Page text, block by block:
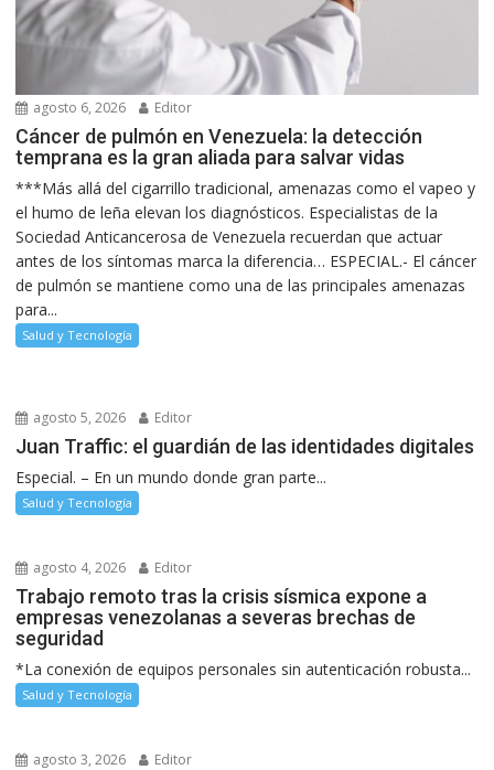
agosto 6, 2026 Editor
Cáncer de pulmón en Venezuela: la detección
temprana es la gran aliada para salvar vidas
***Más allá del cigarrillo tradicional, amenazas como el vapeo y
el humo de leña elevan los diagnósticos. Especialistas de la
Sociedad Anticancerosa de Venezuela recuerdan que actuar
antes de los síntomas marca la diferencia… ESPECIAL.- El cáncer
de pulmón se mantiene como una de las principales amenazas
para...
Salud y Tecnología
agosto 5, 2026 Editor
Juan Traffic: el guardián de las identidades digitales
Especial. – En un mundo donde gran parte...
Salud y Tecnología
agosto 4, 2026 Editor
Trabajo remoto tras la crisis sísmica expone a
empresas venezolanas a severas brechas de
seguridad
*La conexión de equipos personales sin autenticación robusta...
Salud y Tecnología
agosto 3, 2026 Editor